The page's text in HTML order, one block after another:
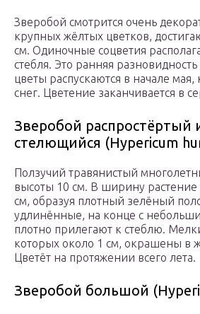
Зверобой смотрится очень
крупных жёлтых цветков,
см. Одиночные соцветия
стебля. Это ранняя
цветы распускаются в начале мая,
снег. Цветение заканчивается в
Зверобой распростёртый
стелющийся (Hypericum
Ползучий травянистый
высоты 10 см. В ширину растение
см, образуя плотный зелёный
удлинённые, на конце с
плотно прилегают к стеблю.
которых около 1 см, окрашены в
Цветёт на протяжении всего лета.
Зверобой большой